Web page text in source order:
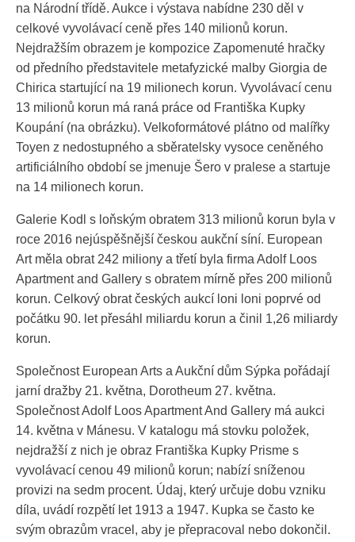
na Národní třídě. Aukce i výstava nabídne 230 děl v
celkové vyvolávací ceně přes 140 milionů korun.
Nejdražším obrazem je kompozice Zapomenuté hračky
od předního představitele metafyzické malby Giorgia de
Chirica startující na 19 milionech korun. Vyvolávací cenu
13 milionů korun má raná práce od Františka Kupky
Koupání (na obrázku). Velkoformátové plátno od malířky
Toyen z nedostupného a sběratelsky vysoce ceněného
artificiálního období se jmenuje Šero v pralese a startuje
na 14 milionech korun.
Galerie Kodl s loňským obratem 313 milionů korun byla v
roce 2016 nejúspěšnější českou aukční síní. European
Art měla obrat 242 miliony a třetí byla firma Adolf Loos
Apartment and Gallery s obratem mírně přes 200 milionů
korun. Celkový obrat českých aukcí loni loni poprvé od
počátku 90. let přesáhl miliardu korun a činil 1,26 miliardy
korun.
Společnost European Arts a Aukční dům Sýpka pořádají
jarní dražby 21. května, Dorotheum 27. května.
Společnost Adolf Loos Apartment And Gallery má aukci
14. května v Mánesu. V katalogu má stovku položek,
nejdražší z nich je obraz Františka Kupky Prisme s
vyvolávací cenou 49 milionů korun; nabízí sníženou
provizi na sedm procent. Údaj, který určuje dobu vzniku
díla, uvádí rozpětí let 1913 a 1947. Kupka se často ke
svým obrazům vracel, aby je přepracoval nebo dokončil.